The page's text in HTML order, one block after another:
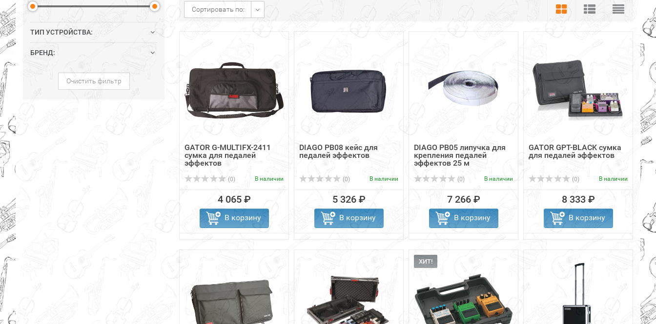
ТИП УСТРОЙСТВА:
БРЕНД:
Очистить фильтр
Сортировать по:
GATOR G-MULTIFX-2411
сумка для педалей
эффектов
(0) В наличии
4 065 ₽
В корзину
DIAGO PB08 кейс для
педалей эффектов
(0) В наличии
5 326 ₽
В корзину
DIAGO PB05 липучка для
крепления педалей
эффектов 25 м
(0) В наличии
7 266 ₽
В корзину
GATOR GPT-BLACK сумка
для педалей эффектов
(0) В наличии
8 333 ₽
В корзину
ХИТ!